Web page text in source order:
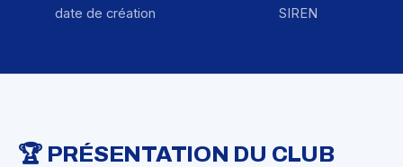
date de création SIREN
🏆 PRÉSENTATION DU CLUB